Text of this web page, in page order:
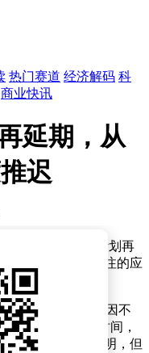
热门赛道 经济解码 科
商业快讯
延期，从
迟
XChat，其上线计划再
息，这款备受关注的应
日正式推出，后因不
二次推迟上线时间，
延期原因作出说明，但